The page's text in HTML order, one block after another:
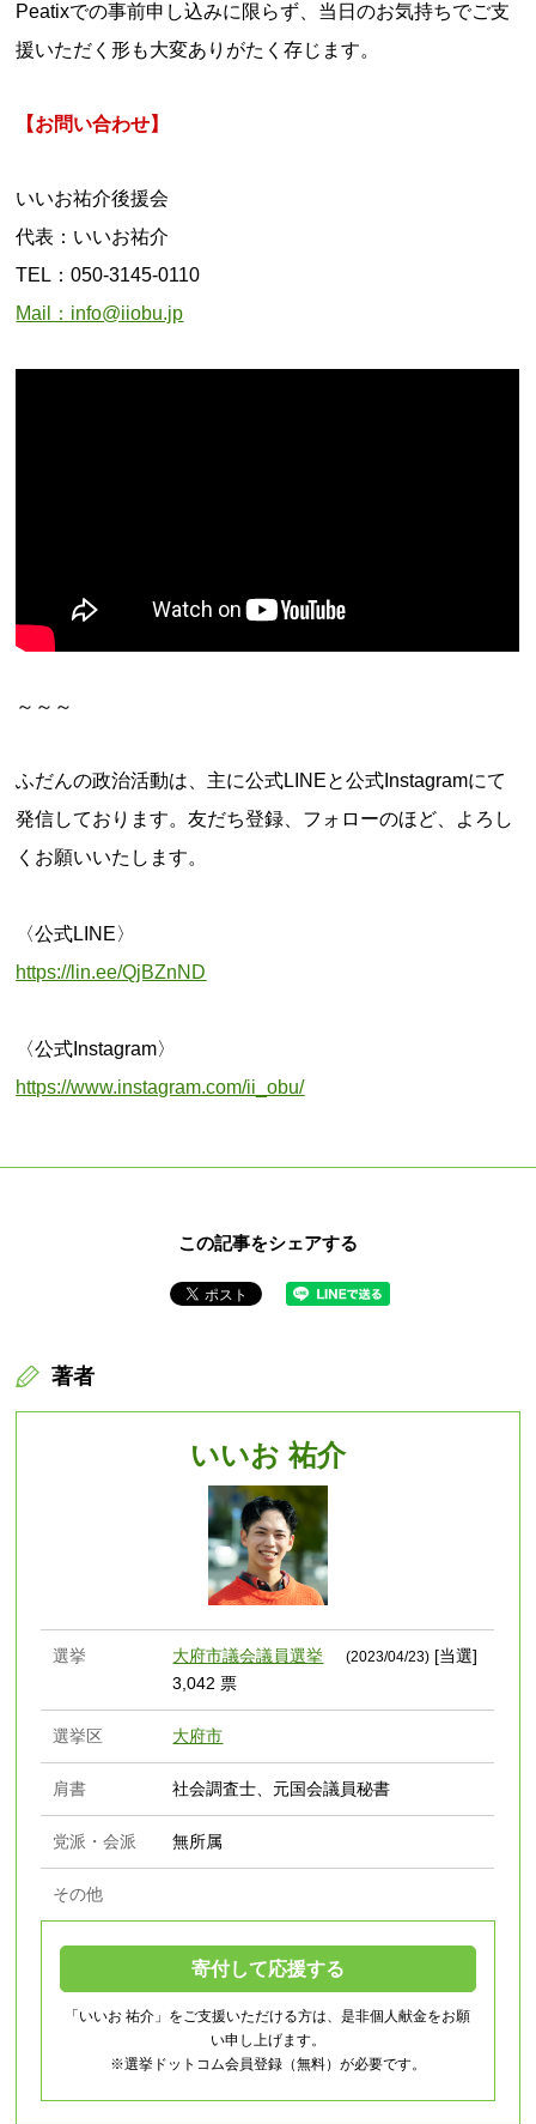
Peatixでの事前申し込みに限らず、当日のお気持ちでご支
援いただく形も大変ありがたく存じます。
【お問い合わせ】
いいお祐介後援会
代表：いいお祐介
TEL：050-3145-0110
Mail：info@iiobu.jp
～～～
ふだんの政治活動は、主に公式LINEと公式Instagramにて
発信しております。友だち登録、フォローのほど、よろし
くお願いいたします。
〈公式LINE〉
https://lin.ee/QjBZnND
〈公式Instagram〉
https://www.instagram.com/ii_obu/
この記事をシェアする
著者
いいお 祐介
選挙 大府市議会議員選挙 (2023/04/23) [当選]
3,042 票
選挙区 大府市
肩書 社会調査士、元国会議員秘書
党派・会派 無所属
その他
寄付して応援する
「いいお 祐介」をご支援いただける方は、是非個人献金をお願
い申し上げます。
※選挙ドットコム会員登録（無料）が必要です。